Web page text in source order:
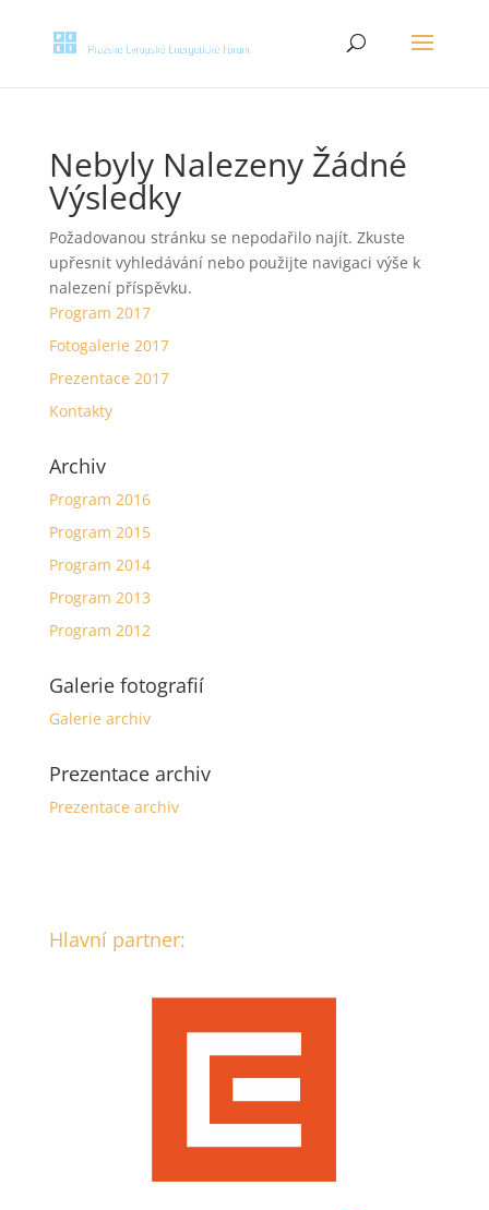
Nebyly Nalezeny Žádné
Výsledky
Požadovanou stránku se nepodařilo najít. Zkuste
upřesnit vyhledávání nebo použijte navigaci výše k
nalezení příspěvku.
Program 2017
Fotogalerie 2017
Prezentace 2017
Kontakty
Archiv
Program 2016
Program 2015
Program 2014
Program 2013
Program 2012
Galerie fotografií
Galerie archiv
Prezentace archiv
Prezentace archiv
Hlavní partner: